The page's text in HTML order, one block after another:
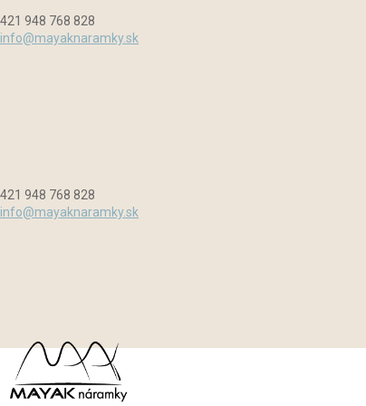
na
421 948 768 828
info@mayaknaramky.sk
421 948 768 828
info@mayaknaramky.sk